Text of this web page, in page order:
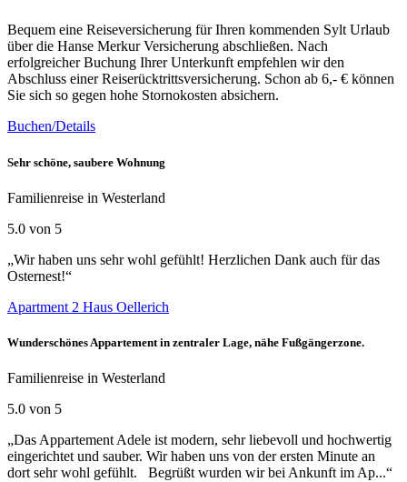
Bequem eine Reiseversicherung für Ihren kommenden Sylt Urlaub
über die Hanse Merkur Versicherung abschließen. Nach
erfolgreicher Buchung Ihrer Unterkunft empfehlen wir den
Abschluss einer Reiserücktrittsversicherung. Schon ab 6,- € können
Sie sich so gegen hohe Stornokosten absichern.
Buchen/Details
Sehr schöne, saubere Wohnung
Familienreise in Westerland
5.0 von 5
„Wir haben uns sehr wohl gefühlt! Herzlichen Dank auch für das
Osternest!“
Apartment 2 Haus Oellerich
Wunderschönes Appartement in zentraler Lage, nähe Fußgängerzone.
Familienreise in Westerland
5.0 von 5
„Das Appartement Adele ist modern, sehr liebevoll und hochwertig
eingerichtet und sauber. Wir haben uns von der ersten Minute an
dort sehr wohl gefühlt. Begrüßt wurden wir bei Ankunft im Ap...“